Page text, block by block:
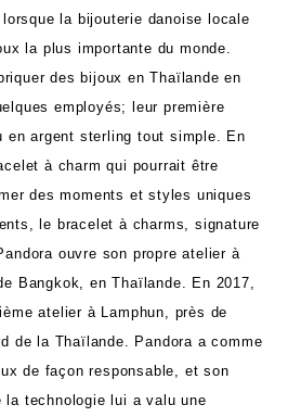
la bijouterie danoise locale
la plus importante du monde.
des bijoux en Thaïlande en
employés; leur première
en argent sterling tout simple. En
à charm qui pourrait être
des moments et styles uniques
le bracelet à charms, signature
ouvre son propre atelier à
Bangkok, en Thaïlande. En 2017,
atelier à Lamphun, près de
de la Thaïlande. Pandora a comme
de façon responsable, et son
technologie lui a valu une